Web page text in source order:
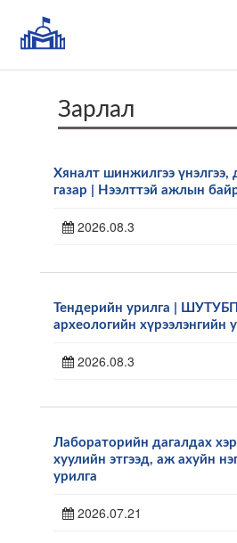
Зарлал
Хяналт шинжилгээ
газар | Нээлттэй ажлын
2026.08.3
Тендерийн урилга |
археологийн хүрээлэнгийн
2026.08.3
Лабораторийн дагалдах
хуулийн этгээд, аж ахуйн
урилга
2026.07.21